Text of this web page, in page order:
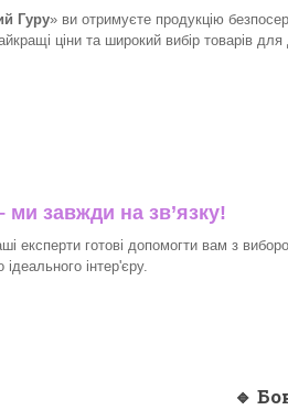
Гуру» ви отримуєте продукцію
ціни та широкий вибір товарів для
ми завжди на зв’язку!
експерти готові допомогти вам з
інтер'єру.​
🔹